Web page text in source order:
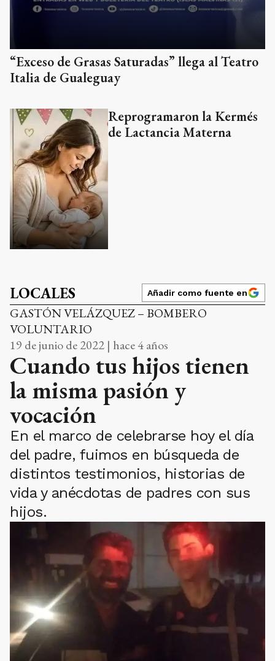
“Exceso de Grasas Saturadas” llega al Teatro
Italia de Gualeguay
Reprogramaron la Kermés
de Lactancia Materna
LOCALES Añadir como fuente en
GASTÓN VELÁZQUEZ – BOMBERO
VOLUNTARIO
19 de junio de 2022 | hace 4 años
Cuando tus hijos tienen
la misma pasión y
vocación
En el marco de celebrarse hoy el día
del padre, fuimos en búsqueda de
distintos testimonios, historias de
vida y anécdotas de padres con sus
hijos.